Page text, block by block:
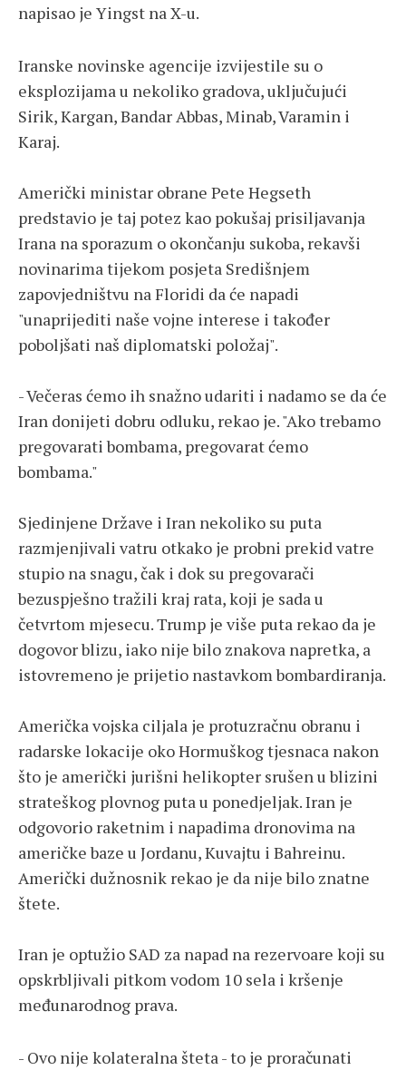
napisao je Yingst na X-u.
Iranske novinske agencije izvijestile su o
eksplozijama u nekoliko gradova, uključujući
Sirik, Kargan, Bandar Abbas, Minab, Varamin i
Karaj.
Američki ministar obrane Pete Hegseth
predstavio je taj potez kao pokušaj prisiljavanja
Irana na sporazum o okončanju sukoba, rekavši
novinarima tijekom posjeta Središnjem
zapovjedništvu na Floridi da će napadi
"unaprijediti naše vojne interese i također
poboljšati naš diplomatski položaj".
- Večeras ćemo ih snažno udariti i nadamo se da će
Iran donijeti dobru odluku, rekao je. "Ako trebamo
pregovarati bombama, pregovarat ćemo
bombama."
Sjedinjene Države i Iran nekoliko su puta
razmjenjivali vatru otkako je probni prekid vatre
stupio na snagu, čak i dok su pregovarači
bezuspješno tražili kraj rata, koji je sada u
četvrtom mjesecu. Trump je više puta rekao da je
dogovor blizu, iako nije bilo znakova napretka, a
istovremeno je prijetio nastavkom bombardiranja.
Američka vojska ciljala je protuzračnu obranu i
radarske lokacije oko Hormuškog tjesnaca nakon
što je američki jurišni helikopter srušen u blizini
strateškog plovnog puta u ponedjeljak. Iran je
odgovorio raketnim i napadima dronovima na
američke baze u Jordanu, Kuvajtu i Bahreinu.
Američki dužnosnik rekao je da nije bilo znatne
štete.
Iran je optužio SAD za napad na rezervoare koji su
opskrbljivali pitkom vodom 10 sela i kršenje
međunarodnog prava.
- Ovo nije kolateralna šteta - to je proračunati